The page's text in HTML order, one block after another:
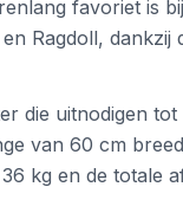
favoriet is
Ragdoll,
die uitnodigen
van 60 cm
kg en de totale